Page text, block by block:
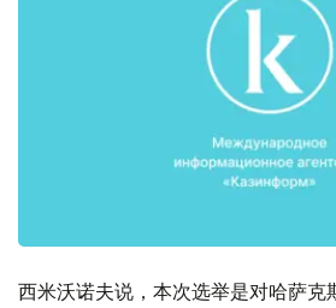
西米沃诺夫说，本次选举是对哈萨克